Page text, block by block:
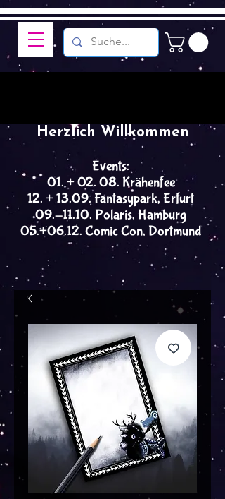
Events:
01. + 02. 08. Krähenfee
12. + 13.09. Fantasypark, Erfurt
09.-11.10. Polaris, Hamburg
05.+06.12. Comic Con, Dortmund
Herzlich Willkommen